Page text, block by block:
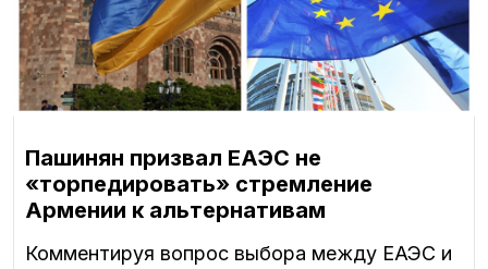
Пашинян призвал ЕАЭС не
«торпедировать» стремление
Армении к альтернативам
Комментируя вопрос выбора между ЕАЭС и